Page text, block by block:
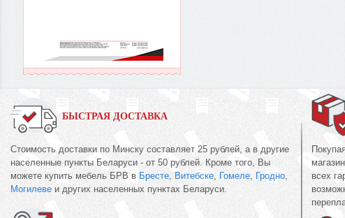
БЫСТРАЯ ДОСТАВКА
Стоимость доставки по Минску составляет 25 рублей, а в другие
населенные пункты Беларуси - от 50 рублей. Кроме того, Вы
можете купить мебель БРВ в Бресте, Витебске, Гомеле, Гродно,
Могилеве и других населенных пунктах Беларуси.
всех